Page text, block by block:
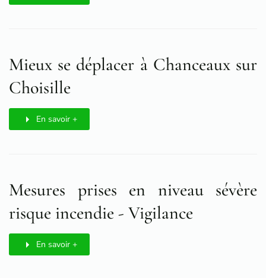
Mieux se déplacer à Chanceaux sur
Choisille
En savoir +
Mesures prises en niveau sévère
risque incendie - Vigilance
En savoir +